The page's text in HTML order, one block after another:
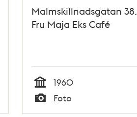
Malmskillnadsgatan 38.
Fru Maja Eks Café
Tid
1960
Typ
Foto